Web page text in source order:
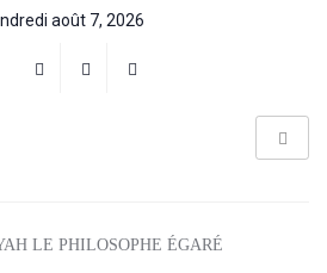
août 7, 2026
LE PHILOSOPHE ÉGARÉ